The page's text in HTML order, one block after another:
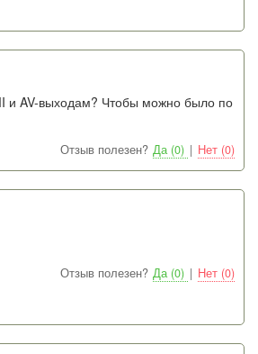
и AV-выходам? Чтобы можно было по
Отзыв полезен? Да (0) | Нет (0)
Отзыв полезен? Да (0) | Нет (0)